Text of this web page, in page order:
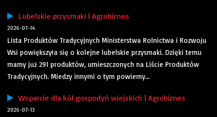
Lubelskie przysmaki | Agrobiznes
2026-07-14
Lista Produktów Tradycyjnych Ministerstwa Rolnictwa i Rozwoju
Wsi powiększyła się o kolejne lubelskie przysmaki. Dzięki temu
mamy już 291 produktów, umieszczonych na Liście Produktów
Tradycyjnych. Miedzy innymi o tym powiemy...
Wsparcie dla kół gospodyń wiejskich | Agrobiznes
2026-07-13